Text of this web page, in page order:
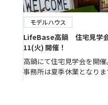
モデルハウス
LifeBase高鍋 住宅見学
11(火) 開催！
高鍋にて住宅見学会を開
事務所は夏季休業となり
通常通り開催しております